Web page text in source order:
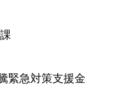
急対策支援金